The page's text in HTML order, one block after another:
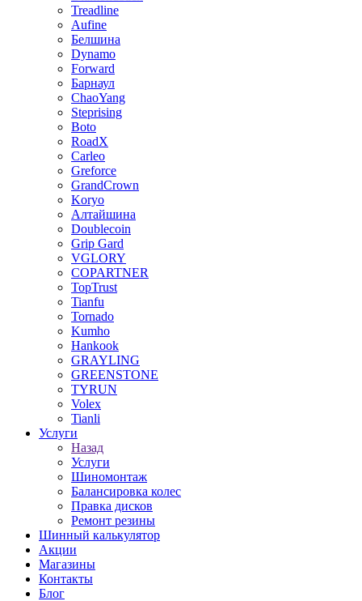
Treadline
Aufine
Белшина
Dynamo
Forward
Барнаул
ChaoYang
Steprising
Boto
RoadX
Carleo
Greforce
GrandCrown
Koryo
Алтайшина
Doublecoin
Grip Gard
VGLORY
COPARTNER
TopTrust
Tianfu
Tornado
Kumho
Hankook
GRAYLING
GREENSTONE
TYRUN
Volex
Tianli
Услуги
Назад
Услуги
Шиномонтаж
Балансировка колес
Правка дисков
Ремонт резины
Шинный калькулятор
Акции
Магазины
Контакты
Блог